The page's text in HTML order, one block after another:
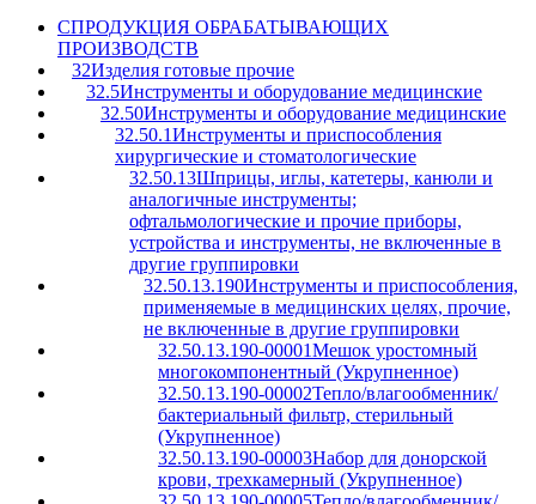
CПРОДУКЦИЯ ОБРАБАТЫВАЮЩИХ
ПРОИЗВОДСТВ
32Изделия готовые прочие
32.5Инструменты и оборудование медицинские
32.50Инструменты и оборудование медицинские
32.50.1Инструменты и приспособления
хирургические и стоматологические
32.50.13Шприцы, иглы, катетеры, канюли и
аналогичные инструменты;
офтальмологические и прочие приборы,
устройства и инструменты, не включенные в
другие группировки
32.50.13.190Инструменты и приспособления,
применяемые в медицинских целях, прочие,
не включенные в другие группировки
32.50.13.190-00001Мешок уростомный
многокомпонентный (Укрупненное)
32.50.13.190-00002Тепло/влагообменник/
бактериальный фильтр, стерильный
(Укрупненное)
32.50.13.190-00003Набор для донорской
крови, трехкамерный (Укрупненное)